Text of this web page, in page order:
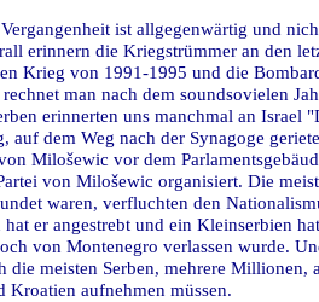
ist allgegenwärtig und
erinnern die Kriegstrümmer an den
Krieg von 1991-1995 und die
man nach dem soundsovielen
erinnerten uns manchmal an Israel
auf dem Weg nach der Synagoge
Milošewic vor dem
von Milošewic organisiert. Die
waren, verfluchten den
er angestrebt und ein Kleinserbien
von Montenegro verlassen wurde.
die meisten Serben, mehrere Millionen,
Kroatien aufnehmen müssen.